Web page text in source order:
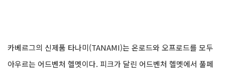
카베르그의 신제품 타나미(TANAMI)는 온로드와 오프로드를 모두
아우르는 어드벤처 헬멧이다. 피크가 달린 어드벤처 헬멧에서 풀페